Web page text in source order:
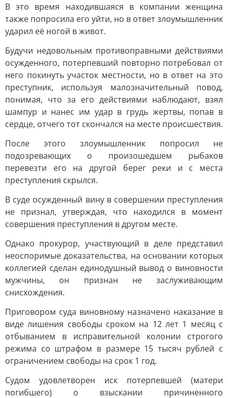
В это время находившаяся в компании женщина
также попросила его уйти, но в ответ злоумышленник
ударил её ногой в живот.
Будучи недовольным противоправными действиями
осужденного, потерпевший повторно потребовал от
него покинуть участок местности, но в ответ на это
преступник, используя малозначительный повод,
понимая, что за его действиями наблюдают, взял
шампур и нанес им удар в грудь жертвы, попав в
сердце, отчего тот скончался на месте происшествия.
После этого злоумышленник попросил не
подозревающих о произошедшем рыбаков
перевезти его на другой берег реки и с места
преступления скрылся.
В суде осужденный вину в совершении преступления
не признал, утверждая, что находился в момент
совершения преступления в другом месте.
Однако прокурор, участвующий в деле представил
неоспоримые доказательства, на основании которых
коллегией сделан единодушный вывод о виновности
мужчины, он признан не заслуживающим
снисхождения.
Приговором суда виновному назначено наказание в
виде лишения свободы сроком на 12 лет 1 месяц с
отбыванием в исправительной колонии строгого
режима со штрафом в размере 15 тысяч рублей с
ограничением свободы на срок 1 год.
Судом удовлетворен иск потерпевшей (матери
погибшего) о взыскании причиненного